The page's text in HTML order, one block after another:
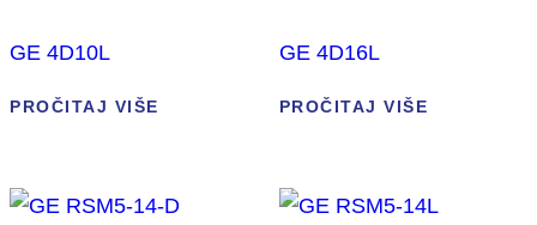
GE 4D10L
PROČITAJ VIŠE
GE 4D16L
PROČITAJ VIŠE